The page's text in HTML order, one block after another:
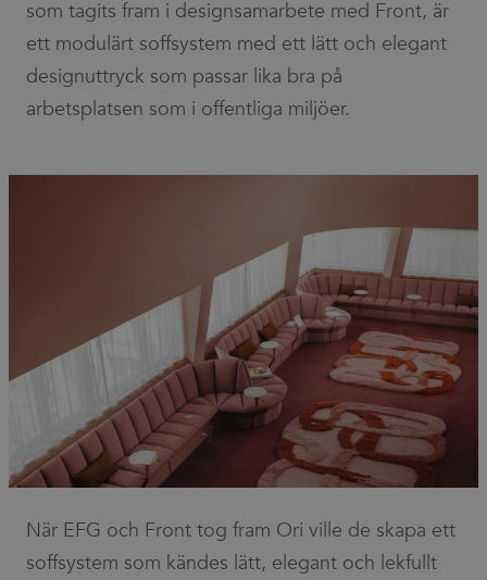
som tagits fram i designsamarbete med Front, är
ett modulärt soffsystem med ett lätt och elegant
designuttryck som passar lika bra på
arbetsplatsen som i offentliga miljöer.
När EFG och Front tog fram Ori ville de skapa ett
soffsystem som kändes lätt, elegant och lekfullt